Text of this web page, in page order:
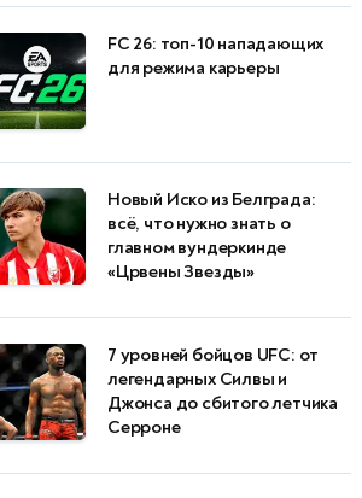
FC 26: топ-10 нападающих
для режима карьеры
Новый Иско из Белграда:
всё, что нужно знать о
главном вундеркинде
«Црвены Звезды»
7 уровней бойцов UFC: от
легендарных Силвы и
Джонса до сбитого летчика
Серроне